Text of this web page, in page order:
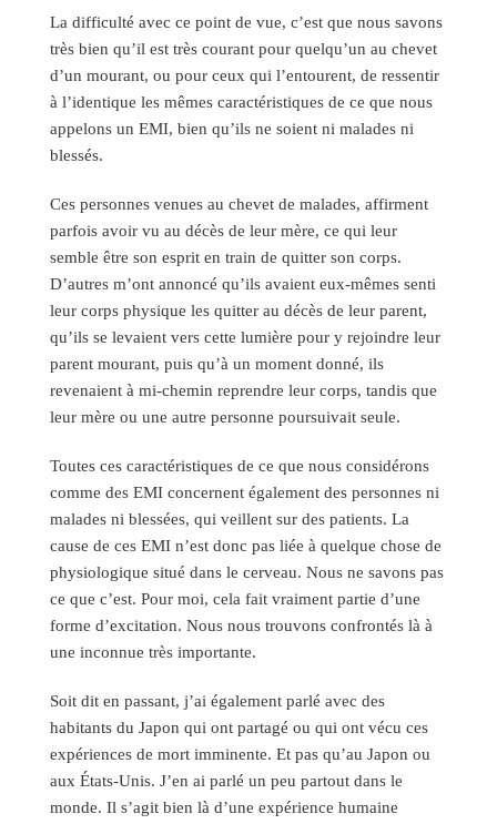
La difficulté avec ce point de vue, c’est que nous savons
très bien qu’il est très courant pour quelqu’un au chevet
d’un mourant, ou pour ceux qui l’entourent, de ressentir
à l’identique les mêmes caractéristiques de ce que nous
appelons un EMI, bien qu’ils ne soient ni malades ni
blessés.
Ces personnes venues au chevet de malades, affirment
parfois avoir vu au décès de leur mère, ce qui leur
semble être son esprit en train de quitter son corps.
D’autres m’ont annoncé qu’ils avaient eux-mêmes senti
leur corps physique les quitter au décès de leur parent,
qu’ils se levaient vers cette lumière pour y rejoindre leur
parent mourant, puis qu’à un moment donné, ils
revenaient à mi-chemin reprendre leur corps, tandis que
leur mère ou une autre personne poursuivait seule.
Toutes ces caractéristiques de ce que nous considérons
comme des EMI concernent également des personnes ni
malades ni blessées, qui veillent sur des patients. La
cause de ces EMI n’est donc pas liée à quelque chose de
physiologique situé dans le cerveau. Nous ne savons pas
ce que c’est. Pour moi, cela fait vraiment partie d’une
forme d’excitation. Nous nous trouvons confrontés là à
une inconnue très importante.
Soit dit en passant, j’ai également parlé avec des
habitants du Japon qui ont partagé ou qui ont vécu ces
expériences de mort imminente. Et pas qu’au Japon ou
aux États-Unis. J’en ai parlé un peu partout dans le
monde. Il s’agit bien là d’une expérience humaine